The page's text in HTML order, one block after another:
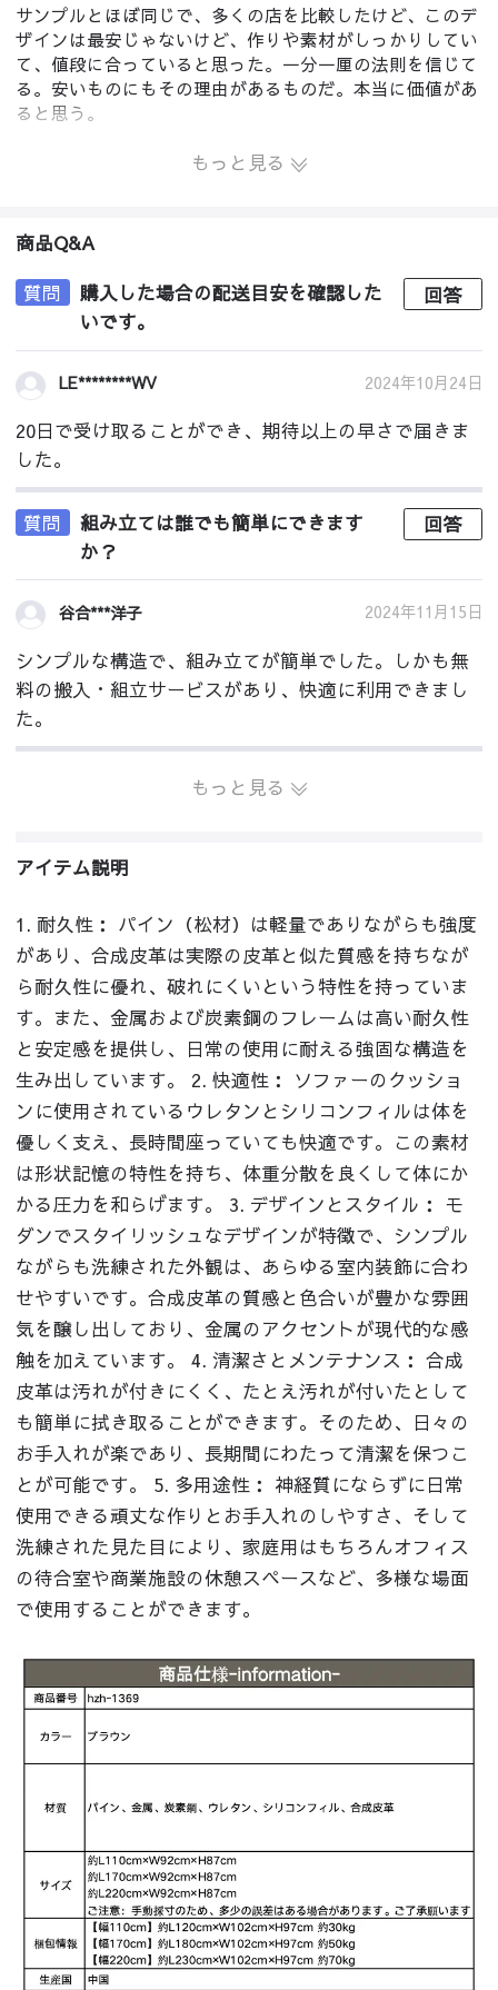
サンプルとほぼ同じで、多くの店を比較したけど、このデ
ザインは最安じゃないけど、作りや素材がしっかりしてい
て、値段に合っていると思った。一分一厘の法則を信じて
る。安いものにもその理由があるものだ。本当に価値があ
ると思う。
もっと見る
商品Q&A
質問
購入した場合の配送目安を確認した
いです。
回答
LE********WV 2024年10月24日
20日で受け取ることができ、期待以上の早さで届きま
した。
質問
組み立ては誰でも簡単にできます
か？
回答
谷合***洋子 2024年11月15日
シンプルな構造で、組み立てが簡単でした。しかも無
料の搬入・組立サービスがあり、快適に利用できまし
た。
もっと見る
アイテム説明
1. 耐久性： パイン（松材）は軽量でありながらも強度
があり、合成皮革は実際の皮革と似た質感を持ちなが
ら耐久性に優れ、破れにくいという特性を持っていま
す。また、金属および炭素鋼のフレームは高い耐久性
と安定感を提供し、日常の使用に耐える強固な構造を
生み出しています。 2. 快適性： ソファーのクッショ
ンに使用されているウレタンとシリコンフィルは体を
優しく支え、長時間座っていても快適です。この素材
は形状記憶の特性を持ち、体重分散を良くして体にか
かる圧力を和らげます。 3. デザインとスタイル： モ
ダンでスタイリッシュなデザインが特徴で、シンプル
ながらも洗練された外観は、あらゆる室内装飾に合わ
せやすいです。合成皮革の質感と色合いが豊かな雰囲
気を醸し出しており、金属のアクセントが現代的な感
触を加えています。 4. 清潔さとメンテナンス： 合成
皮革は汚れが付きにくく、たとえ汚れが付いたとして
も簡単に拭き取ることができます。そのため、日々の
お手入れが楽であり、長期間にわたって清潔を保つこ
とが可能です。 5. 多用途性： 神経質にならずに日常
使用できる頑丈な作りとお手入れのしやすさ、そして
洗練された見た目により、家庭用はもちろんオフィス
の待合室や商業施設の休憩スペースなど、多様な場面
で使用することができます。